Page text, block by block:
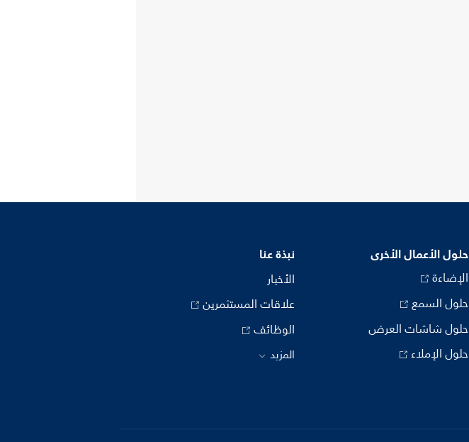
حلول الأعمال الأخرى
الإضاءة
حلول السمع
حلول شاشات العرض
حلول الإملاء
نبذة عنا
الأخبار
علاقات المستثمرين
الوظائف
المزيد